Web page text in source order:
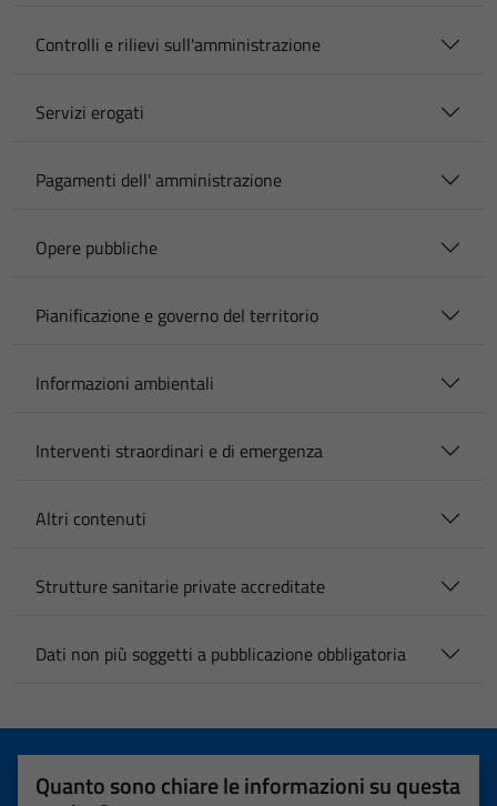
Controlli e rilievi sull'amministrazione
Servizi erogati
Pagamenti dell' amministrazione
Opere pubbliche
Pianificazione e governo del territorio
Informazioni ambientali
Interventi straordinari e di emergenza
Altri contenuti
Strutture sanitarie private accreditate
Dati non più soggetti a pubblicazione obbligatoria
Quanto sono chiare le informazioni su questa